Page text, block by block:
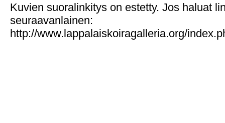
Kuvien suoralinkitys on estetty. Jos haluat
seuraavanlainen:
http://www.lappalaiskoiragalleria.org/